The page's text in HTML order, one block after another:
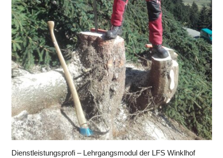
Dienstleistungsprofi – Lehrgangsmodul der LFS Winklhof